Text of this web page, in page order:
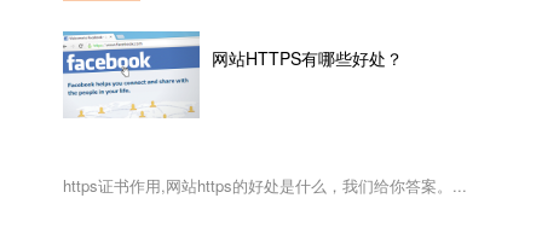
网站HTTPS有哪些好处？
https证书作用,网站https的好处是什么，我们给你答案。...